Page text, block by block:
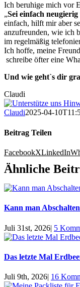
Ich beruhige mich vor
„Sei einfach
einfach, hilft mir aber
anzufreunden, wie ich
im regelmäßig
Ich hoffe, meine
schreibe öfter eine
Und wie geht`s dir
Claudi
Claudi2025-04-
Beitrag Teilen
FacebookXLinkedIn
Ähnliche
Kann man
Juli 31st, 2026| 5
Das letzte Mal
Juli 9th, 2026| 16